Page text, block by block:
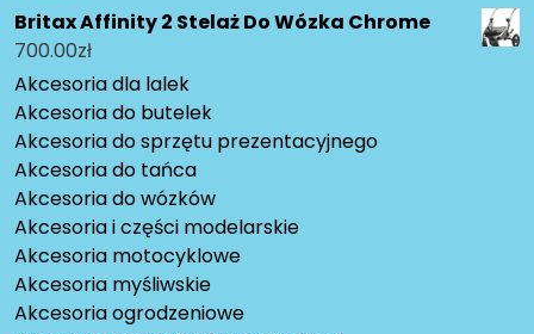
Britax Affinity 2 Stelaż Do Wózka Chrome
700.00zł
Akcesoria dla lalek
Akcesoria do butelek
Akcesoria do sprzętu prezentacyjnego
Akcesoria do tańca
Akcesoria do wózków
Akcesoria i części modelarskie
Akcesoria motocyklowe
Akcesoria myśliwskie
Akcesoria ogrodzeniowe